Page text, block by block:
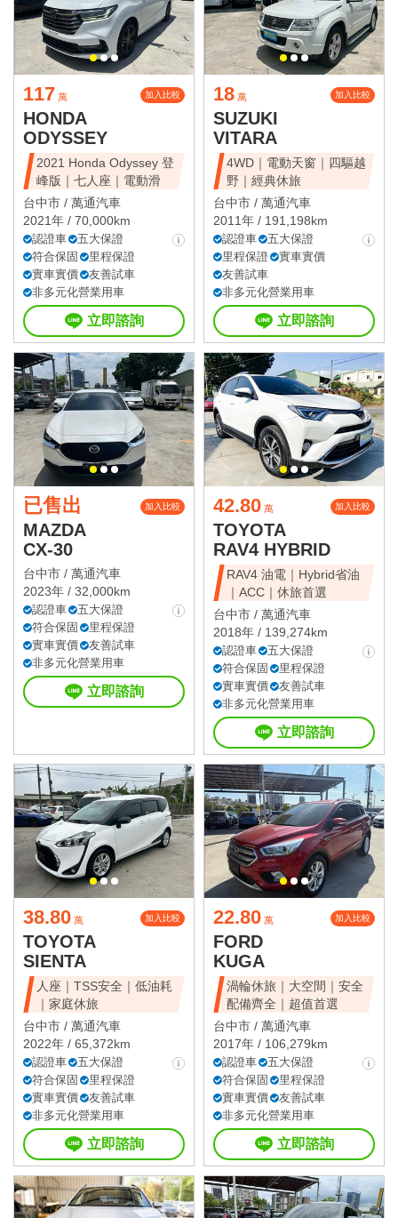
117 萬 加入比較
HONDA
ODYSSEY
2021 Honda Odyssey 登
峰版｜七人座｜電動滑
台中市 / 萬通汽車
2021年 / 70,000km
認證車
五大保證
符合保固
里程保證
實車實價
友善試車
非多元化營業用車
立即諮詢
18 萬 加入比較
SUZUKI
VITARA
4WD｜電動天窗｜四驅越
野｜經典休旅
台中市 / 萬通汽車
2011年 / 191,198km
認證車
五大保證
里程保證
實車實價
友善試車
非多元化營業用車
立即諮詢
已售出 加入比較
MAZDA
CX-30
台中市 / 萬通汽車
2023年 / 32,000km
認證車
五大保證
符合保固
里程保證
實車實價
友善試車
非多元化營業用車
立即諮詢
42.80 萬 加入比較
TOYOTA
RAV4 HYBRID
RAV4 油電｜Hybrid省油
｜ACC｜休旅首選
台中市 / 萬通汽車
2018年 / 139,274km
認證車
五大保證
符合保固
里程保證
實車實價
友善試車
非多元化營業用車
立即諮詢
38.80 萬 加入比較
TOYOTA
SIENTA
人座｜TSS安全｜低油耗
｜家庭休旅
台中市 / 萬通汽車
2022年 / 65,372km
認證車
五大保證
符合保固
里程保證
實車實價
友善試車
非多元化營業用車
立即諮詢
22.80 萬 加入比較
FORD
KUGA
渦輪休旅｜大空間｜安全
配備齊全｜超值首選
台中市 / 萬通汽車
2017年 / 106,279km
認證車
五大保證
符合保固
里程保證
實車實價
友善試車
非多元化營業用車
立即諮詢